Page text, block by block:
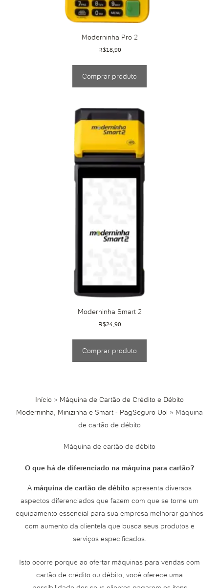
Moderninha Pro 2
R$18,90
Comprar produto
Moderninha Smart 2
R$24,90
Comprar produto
Início » Máquina de Cartão de Crédito e Débito
Moderninha, Minizinha e Smart - PagSeguro Uol » Máquina
de cartão de débito
Máquina de cartão de débito
O que há de diferenciado na máquina para cartão?
A máquina de cartão de débito apresenta diversos
aspectos diferenciados que fazem com que se torne um
equipamento essencial para sua empresa melhorar ganhos
com aumento da clientela que busca seus produtos e
serviços especificados.
Isto ocorre porque ao ofertar máquinas para vendas com
cartão de crédito ou débito, você oferece uma